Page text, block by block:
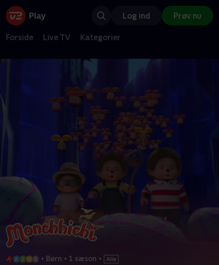
Log ind Prøv nu
Forside Live TV Kategorier
• Børn • 1 sæson •